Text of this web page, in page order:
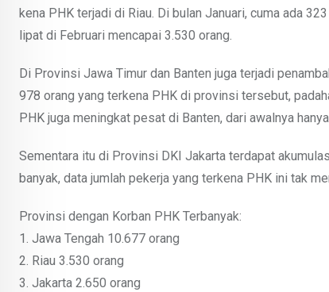
kena PHK terjadi di Riau. Di bulan Januari, cuma ada
lipat di Februari mencapai 3.530 orang.
Di Provinsi Jawa Timur dan Banten juga terjadi
978 orang yang terkena PHK di provinsi tersebut,
PHK juga meningkat pesat di Banten, dari awalnya
Sementara itu di Provinsi DKI Jakarta terdapat
banyak, data jumlah pekerja yang terkena PHK ini tak
Provinsi dengan Korban PHK Terbanyak:
1. Jawa Tengah 10.677 orang
2. Riau 3.530 orang
3. Jakarta 2.650 orang